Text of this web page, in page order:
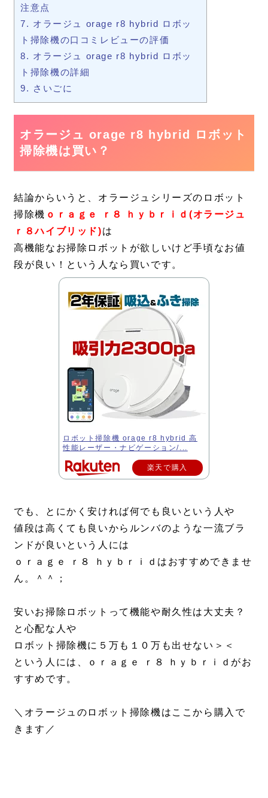
注意点
7. オラージュ orage r8 hybrid ロボッ
ト掃除機の口コミレビューの評価
8. オラージュ orage r8 hybrid ロボッ
ト掃除機の詳細
9. さいごに
オラージュ orage r8 hybrid ロボット
掃除機は買い？
結論からいうと、オラージュシリーズのロボット
掃除機 ｏｒａｇｅ ｒ８ ｈｙｂｒｉｄ(オラージュ
ｒ８ハイブリッド)は
高機能なお掃除ロボットが欲しいけど手頃なお値
段が良い！という人なら買いです。
ロボット掃除機 orage r8 hybrid 高
性能レーザー・ナビゲーション/...
楽天で購入
でも、とにかく安ければ何でも良いという人や
値段は高くても良いからルンバのような一流ブラ
ンドが良いという人には
ｏｒａｇｅ ｒ８ ｈｙｂｒｉｄはおすすめできませ
ん。＾＾；
安いお掃除ロボットって機能や耐久性は大丈夫？
と心配な人や
ロボット掃除機に５万も１０万も出せない＞＜
という人には、ｏｒａｇｅ ｒ８ ｈｙｂｒｉｄがお
すすめです。
＼オラージュのロボット掃除機はここから購入で
きます／